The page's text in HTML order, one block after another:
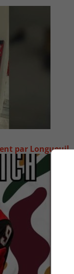
par Longueuil